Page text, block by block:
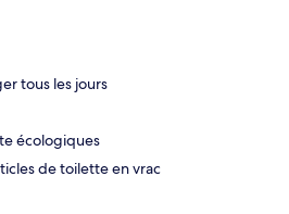
tous les jours
écologiques
de toilette en vrac